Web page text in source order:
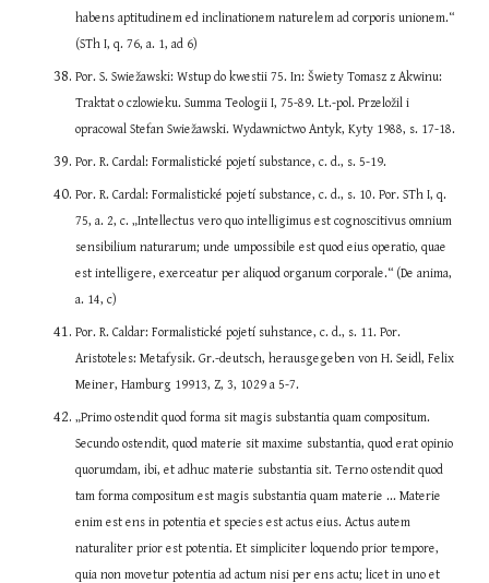
habens aptitudinem ed inclinationem naturelem ad corporis unionem.“
(STh I, q. 76, a. 1, ad 6)
Por. S. Swiežawski: Wstup do kwestii 75. In: Šwiety Tomasz z Akwinu:
Traktat o czlowieku. Summa Teologii I, 75-89. Lt.-pol. Przeložil i
opracowal Stefan Swiežawski. Wydawnictwo Antyk, Kyty 1988, s. 17-18.
Por. R. Cardal: Formalistické pojetí substance, c. d., s. 5-19.
Por. R. Cardal: Formalistické pojetí substance, c. d., s. 10. Por. STh I, q.
75, a. 2, c. „Intellectus vero quo intelligimus est cognoscitivus omnium
sensibilium naturarum; unde umpossibile est quod eius operatio, quae
est intelligere, exerceatur per aliquod organum corporale.“ (De anima,
a. 14, c)
Por. R. Caldar: Formalistické pojetí suhstance, c. d., s. 11. Por.
Aristoteles: Metafysik. Gr.-deutsch, herausgegeben von H. Seidl, Felix
Meiner, Hamburg 19913, Z, 3, 1029 a 5-7.
„Primo ostendit quod forma sit magis substantia quam compositum.
Secundo ostendit, quod materie sit maxime substantia, quod erat opinio
quorumdam, ibi, et adhuc materie substantia sit. Terno ostendit quod
tam forma compositum est magis substantia quam materie ... Materie
enim est ens in potentia et species est actus eius. Actus autem
naturaliter prior est potentia. Et simpliciter loquendo prior tempore,
quia non movetur potentia ad actum nisi per ens actu; licet in uno et